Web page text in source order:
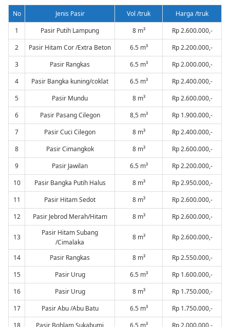
No Jenis Pasir Vol /truk
Harga /truk
1
Pasir Putih Lampung 8 m³
Rp 2.600.000,-
2
Pasir Hitam Cor /Extra Beton 6.5 m³
Rp 2.200.000,-
3
Pasir Rangkas 6.5 m³
Rp 2.000.000,-
4
Pasir Bangka kuning/coklat 6.5 m³
Rp 2.400.000,-
5
Pasir Mundu 8 m³
Rp 2.600.000,-
6
Pasir Pasang Cilegon 8,5 m³
Rp 1.900.000,-
7
Pasir Cuci Cilegon 8 m³
Rp 2.400.000,-
8
Pasir Cimangkok 8 m³
Rp 2.600.000,-
9
Pasir Jawilan 6.5 m³
Rp 2.200.000,-
10
Pasir Bangka Putih Halus 8 m³
Rp 2.950.000,-
11
Pasir Hitam Sedot 8 m³
Rp 2.600.000,-
12
Pasir Jebrod Merah/Hitam 8 m³ Rp 2.600.000,-
13
Pasir Hitam Subang
/Cimalaka
8 m³ Rp 2.600.000,-
14 Pasir Rangkas 8 m³
Rp 2.550.000,-
15
Pasir Urug 6.5 m³
Rp 1.600.000,-
16
Pasir Urug 8 m³
Rp 1.750.000,-
17
Pasir Abu /Abu Batu 6.5 m³
Rp 1.750.000,-
18
Pasir Bohlam Sukabumi 6.5 m³ Rp 2.000.000,-